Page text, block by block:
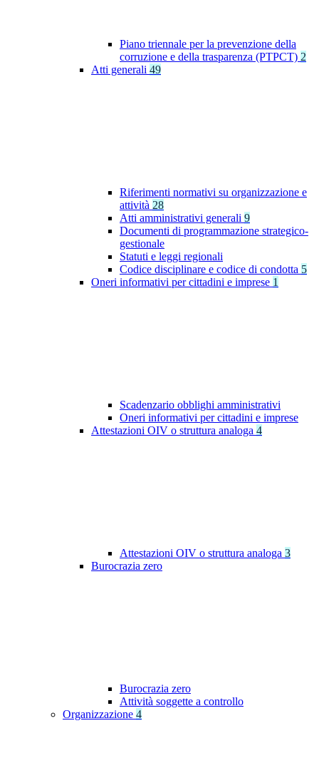
Piano triennale per la prevenzione della
corruzione e della trasparenza (PTPCT) 2
Atti generali 49
Riferimenti normativi su organizzazione e
attività 28
Atti amministrativi generali 9
Documenti di programmazione strategico-
gestionale
Statuti e leggi regionali
Codice disciplinare e codice di condotta 5
Oneri informativi per cittadini e imprese 1
Scadenzario obblighi amministrativi
Oneri informativi per cittadini e imprese
Attestazioni OIV o struttura analoga 4
Attestazioni OIV o struttura analoga 3
Burocrazia zero
Burocrazia zero
Attività soggette a controllo
Organizzazione 4